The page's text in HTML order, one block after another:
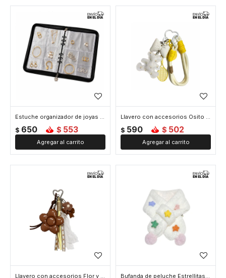
Estuche organizador de joyas estilo libro con compartimentos - Negro
$ 650 $ 553
Llavero con accesorios Osito y Moño - Blanco
$ 590 $ 502
Llavero con accesorios Flor y Moño - Marron Bufanda de peluche Estrellitas - Blanco